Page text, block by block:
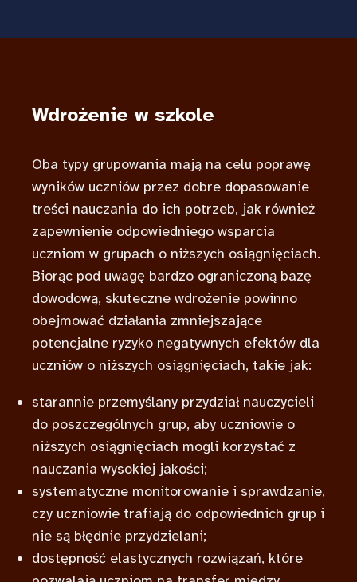
Wdrożenie w szkole
Oba typy grupowania mają na celu poprawę
wyników uczniów przez dobre dopasowanie
treści nauczania do ich potrzeb, jak również
zapewnienie odpowiedniego wsparcia
uczniom w grupach o niższych osiągnięciach.
Biorąc pod uwagę bardzo ograniczoną bazę
dowodową, skuteczne wdrożenie powinno
obejmować działania zmniejszające
potencjalne ryzyko negatywnych efektów dla
uczniów o niższych osiągnięciach, takie jak:
starannie przemyślany przydział nauczycieli
do poszczególnych grup, aby uczniowie o
niższych osiągnięciach mogli korzystać z
nauczania wysokiej jakości;
systematyczne monitorowanie i sprawdzanie,
czy uczniowie trafiają do odpowiednich grup i
nie są błędnie przydzielani;
dostępność elastycznych rozwiązań, które